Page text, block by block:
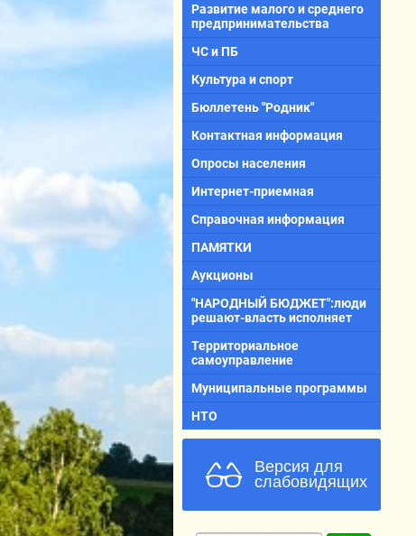
Развитие малого и среднего
предпринимательства
ЧС и ПБ
Культура и спорт
Бюллетень "Родник"
Контактная информация
Опросы населения
Интернет-приемная
Справочная информация
ПАМЯТКИ
Аукционы
"НАРОДНЫЙ БЮДЖЕТ":люди
решают-власть исполняет
Территориальное
самоуправление
Муниципальные программы
НТО
Версия для
слабовидящих